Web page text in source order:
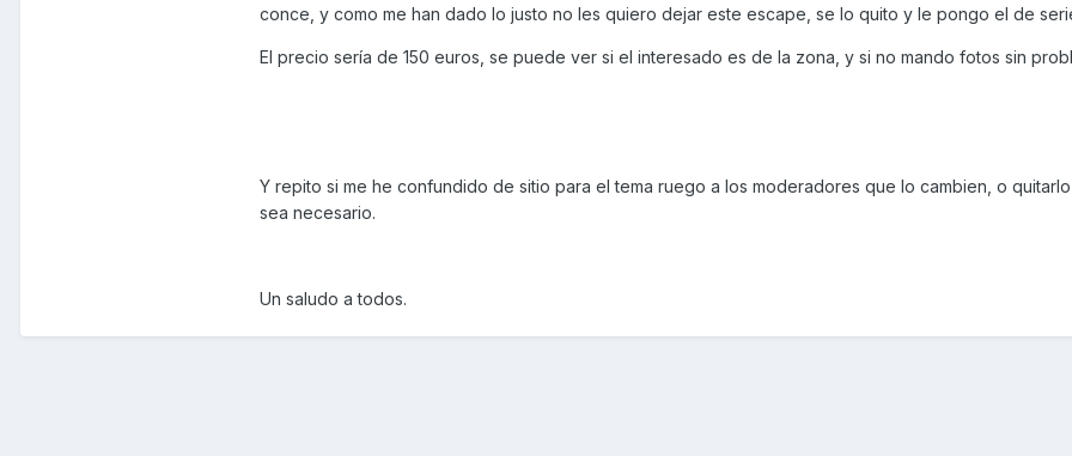
conce, y como me han dado lo justo no les quiero dejar este escape, se lo quito y le pongo el de
El precio sería de 150 euros, se puede ver si el interesado es de la zona, y si no mando fotos sin
Y repito si me he confundido de sitio para el tema ruego a los moderadores que lo cambien, o
sea necesario.
Un saludo a todos.